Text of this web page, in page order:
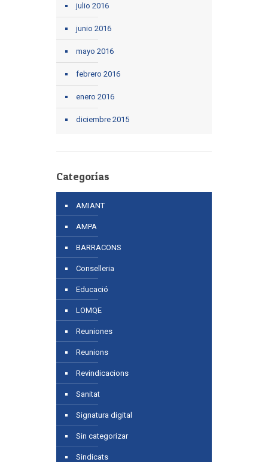
julio 2016
junio 2016
mayo 2016
febrero 2016
enero 2016
diciembre 2015
Categorías
AMIANT
AMPA
BARRACONS
Conselleria
Educació
LOMQE
Reuniones
Reunions
Revindicacions
Sanitat
Signatura digital
Sin categorizar
Sindicats